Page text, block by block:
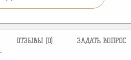
ОТЗЫВЫ (0) ЗАДАТЬ ВОПРОС